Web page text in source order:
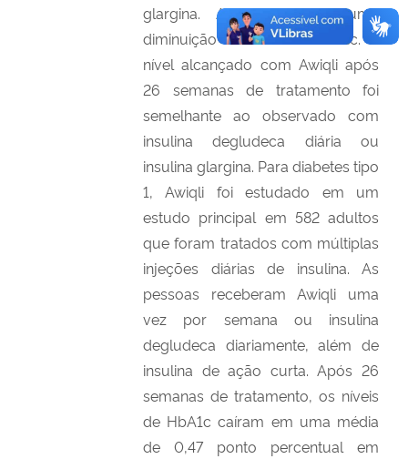
glargina. Awiqli levou a uma
diminuição no nível de HbA1c. O
nível alcançado com Awiqli após
26 semanas de tratamento foi
semelhante ao observado com
insulina degludeca diária ou
insulina glargina. Para diabetes tipo
1, Awiqli foi estudado em um
estudo principal em 582 adultos
que foram tratados com múltiplas
injeções diárias de insulina. As
pessoas receberam Awiqli uma
vez por semana ou insulina
degludeca diariamente, além de
insulina de ação curta. Após 26
semanas de tratamento, os níveis
de HbA1c caíram em uma média
de 0,47 ponto percentual em